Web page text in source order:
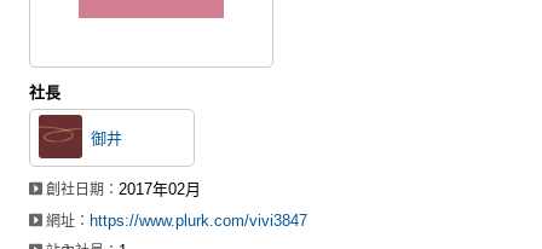
社長
御井
創社日期：2017年02月
網址： https://www.plurk.com/vivi3847